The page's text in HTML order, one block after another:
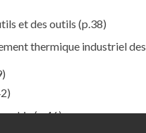
et des outils (p.38)
thermique industriel des
(p.46)